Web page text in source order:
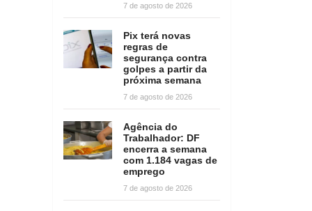
7 de agosto de 2026
Pix terá novas
regras de
segurança contra
golpes a partir da
próxima semana
7 de agosto de 2026
Agência do
Trabalhador: DF
encerra a semana
com 1.184 vagas de
emprego
7 de agosto de 2026